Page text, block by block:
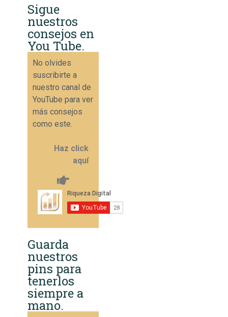
Sigue
nuestros
consejos en
You Tube.
No olvides
suscribirte a
nuestro canal de
YouTube para ver
más consejos
como este.
Haz click
aquí
Guarda
nuestros
pins para
tenerlos
siempre a
mano.